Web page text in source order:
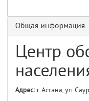
Общая информация
Центр
Адрес:г. Астана, ул.